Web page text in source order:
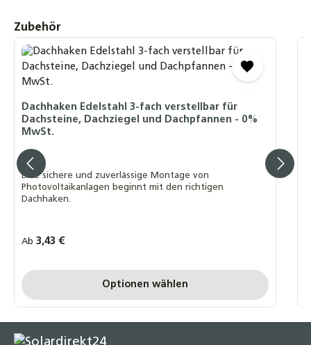
Potenzialausgleich – 0% MwSt
2er-Set Mittelklemme mit WASI-CLIP für 30
mm Solarmodule – Aluminium schwarz –
stabile PV-Befestigung, schneller Einbau,
integrierter Potenzialausgleich - 0% MwSt
6,80 €
Produktgalerie überspringen
Zubehör
Dachhaken Edelstahl 3-fach verstellbar für
Dachsteine, Dachziegel und Dachpfannen - 0%
MwSt.
Eine sichere und zuverlässige Montage von
Photovoltaikanlagen beginnt mit den richtigen
Dachhaken.
Regulärer Preis:
Ab 3,43 €
Optionen wählen